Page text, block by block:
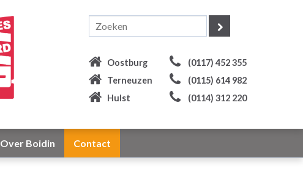
Oostburg
Terneuzen
Hulst
(0117) 452 355
(0115) 614 982
(0114) 312 220
Over Boidin Contact